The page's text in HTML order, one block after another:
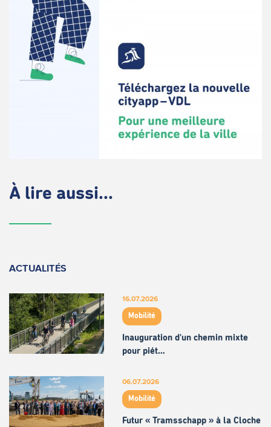
À lire aussi...
ACTUALITÉS
16.07.2026
Mobilité
Inauguration d'un chemin mixte
pour piét…
06.07.2026
Mobilité
Futur « Tramsschapp » à la Cloche